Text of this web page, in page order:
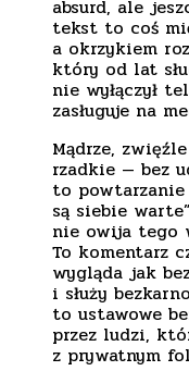
absurd, ale
tekst to coś
a okrzykiem
który od lat
nie wyłączył
zasługuje na
Mądrze,
rzadkie — bez
to powtarzanie
są siebie
nie owija tego
To komentarz
wygląda jak
i służy
to ustawowe
przez ludzi,
z prywatnym